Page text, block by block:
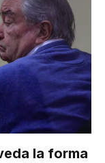
la forma